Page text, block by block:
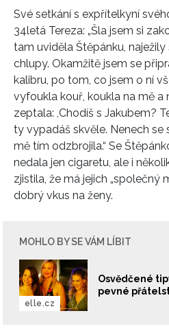
Své setkání s expřítelkyní
34letá Tereza: „Šla jsem si
tam uviděla Štěpánku,
chlupy. Okamžitě jsem se
kalibru, po tom, co jsem o ní
vyfoukla kouř, koukla na mě a
zeptala: ,Chodíš s Jakubem?
ty vypadáš skvěle. Nenech se
mě tím odzbrojila.“ Se
nedala jen cigaretu, ale i
zjistila, že má jejich „společný
dobrý vkus na ženy.
MOHLO BY SE VÁM LÍBIT
Osvědčené
pevné
elle.cz